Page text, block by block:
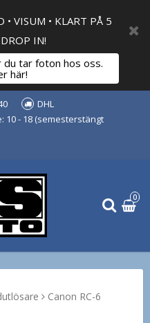
VISUM • KLART PÅ 5
IN!
du tar foton hos oss.
här!
DHL
10 - 18 (semesterstängt
0
Canon RC-6